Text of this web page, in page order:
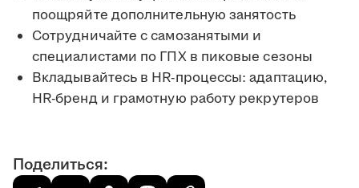
поощряйте дополнительную занятость
Сотрудничайте с самозанятыми и
специалистами по ГПХ в пиковые сезоны
Вкладывайтесь в HR-процессы: адаптацию,
HR-бренд и грамотную работу рекрутеров
Поделиться: